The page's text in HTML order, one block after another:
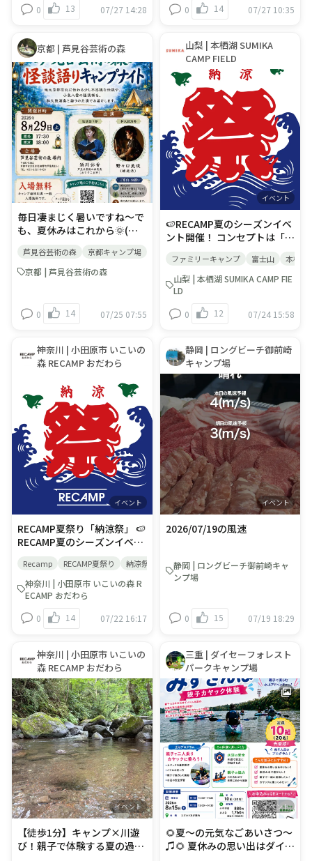
場合がございます
チェックイン時にフロントで
立ち寄らずチェックインされ
た方は、フロントまでお越し
いただき、スタッフにお声が
けください。 🎃Monster
Hunt（フィールドラリー）
キャンプ場に隠れているモン
スターを見つけて、あいこと
ばを完成させよう。 ■参加
料：無料（予約不要） ■場
所：フロントにある用紙を取
り、ご自由にご参加くださ
い。 ■時間：日が暮れるまで
🎃 Halloween Craft（クラフ
トイベント） 「魔法と変身」
をテーマに、自然素材を使っ
て、自由に工作しよう！ ■参
加料：無料(予約不要) ※フリ
参加ください。 ■場所：
横 ■時間：日中 ※イベント
内容につきましては、予告な
ステッカーをプレゼントしま
ない特別なステッカーです。
ぜひこのチャンスにゲットし
てください！ ◎対象期間：9
月25日(金)～10月31日(土) ◎
対象者： ・上記期間内チェッ
クインのお客様 ・宿泊プラン
をご利用の予約代表者様 ※デ
イキャンプ・BBQは除く ※1
プランのご予約で1枚プレゼ
ントいたします。（ご代表者
様が2プランご予約の場合は2
枚プレゼント） ※イベント内
容につきましては、予告なく
変更される場合がございます
を散策して、自然をいっぱい
（日） 時間：【日中の部】第
1部10：00～12：00第2部
13：00～15：00第3部15：
30～17：30【夜の部】19：
30～20：30 定員：1クール
20名迄（当日飛び込みの場
合、定員満員でお断りするこ
とがあります。予めご了承く
ださい） 参加対象：特に制限
はありません。※一人で森の
中（林程度です）を歩いて散
策できること。※幼児の場合
は必ず保護者が同伴してくだ
さい。 参加費：お一人様500
円（保険料含む） 内容：【日
中】・カブトムシハウス内に
て世界各地のカブトムシの特
ぶ。・野外散策では、ピリカ
ながら講師が説明。自然の大
切さや地域の昆虫など、観て
好きになってもらえる散策ツ
アーを行う。 【夜の部】・夜
の森をナイトウォーク。昼の
森とは違う生き物がいっぱ
い！夜ならではの自然の不思
議を体験しよう！ 持ち物：帽
子、軍手、タオル、水筒やペ
ットボトルなどの水分、虫よ
けなど。動きやすい服装と靴
をご用意ください。 雨天につ
いて：雨天時は内容を一部変
更して行います。台風や警報
が出ている場合で中止となっ
た際は、主催者で判断してご
予約いただいている参加者へ
順次連絡いたします。連絡が
ます。 お問合せ・お申し込
み：◆クアプラザピリカまで
お電話、または直接フロント
にてお申し込みください。
TEL：０１３７－８３－７１
ラインに友だち登録して、メ
ッセージに『虫はかせ』『昆
虫』『自然探検隊』のいずれ
かを入力。お申し込み登録フ
ォームが届きます。そちらに
必要事項をご記入ください。
◆なっぷでもお申込みいただ
けます（なっぷページは準備
中）
0 13 07/27 14:28
ナッツバニラ」など人気のソ
フトクリームや、コーヒーや
ナルドリンクもご用意してお
待ちしています！日時 2026
年7月25日(土)・26日(日)
16:00-21:00場所 緑町公園・
ZOZOの広場・HELLO
GARDEN・学園通り📍学園通
りに出店します🛻..🏮みどり
まち盆踊りとは？「千葉市稲
毛区緑町で70年以上、地域の
人々に大切に受け継がれてき
た「緑町一丁目盆踊り大
会」。長年愛されてきた緑町
の夏の風景ですが、実は少子
化や自治会の高齢化による担
い手不足から、一時は存続が
危ぶまれた時期もありまし
た。そこで自治会・地域団
んなで協働する新しい体制へ
とシフトチェンジしました🤝
伝統をただそのまま守るので
はなく、未来の世代へしっか
なスタイルへとアップデー
ト！2023年より名称を「み
どりまち盆踊り」と改め、新
たなスタートを切りました✨
現在の「みどりまち盆踊り」
は、緑町一丁目自治会が主催
する伝統ある盆踊り大会と、
緑町公園管理運営委員会が主
催するワクワクの夏祭りを同
時開催する、緑町の夏のお祭
りの総称になっています🏮古
き良き伝統と、現代ならでは
のカルチャーが交わる新しい
カタチのお祭りを、世代を超
えて思いっきり楽しみましょ
式HPより）..🐄 コメントはま
だありませ
0 14 07/27 10:35
京都 | 芦見谷芸術の森
イベント
毎日凄まじく暑いですね～で
も、夏休みはこれから🌞(笑)
ら始まる長～い夏休みに使え
るお得なクーポンをご用意し
ン！】＝ご利用規約に従い3
名以上でご利用ください。
に京都のキャンプ場で初登場
した記念のクーポンです。物
らない浮いた1000円の使い
道♪ラインのお友達追加は下
記から
https://lin.ee/9mmrFq4 ▼
夏休み最後の土曜日は「怪談
語りキャンプナイト」👻 8月
29日（土）18時開演 地元京
都・京北に伝わる不思議な伝
説や小泉八雲の怪談を、和太
鼓の演奏と語りのコラボレー
ションでお届けします。 語
り：須川弥香 和太鼓演奏：
野々口美咲 場内フード屋台の
出店もあり イベントだけの入
銭歓迎】 この夏最後の思い出
作りに、冷え～ること間違い
なしの残暑払いの一夜へどう
ぞ👻
芦見谷芸術の森 京都キャンプ場
京都 | 芦見谷芸術の森
0 14 07/25 07:55
山梨 | 本栖湖 SUMIKA
CAMP FIELD
イベント
🍉RECAMP夏のシーズンイベ
ント開催！ コンセプトは「納
和らげるために 受け継がれて
いる「納涼」という風習は た
だ涼しい場所で過ごすだけで
(涼を嗜む)として 受け継が
わる風習と、豊かな自然との
ふれあい(五感)を通じて 訪れ
たお客さまの心に残る夏のキ
ャンプをお楽しみください。
■イベント開催期間：
7/17(金)∼8/31(月) ＜イベン
ト内容＞ 🥒フィールドラリー
イベント キャンプ場に隠され
ている5つのアイテムを見つ
けて、あいことばを完成させ
よう。 あいことばをキャンプ
場スタッフに伝えてミッショ
ンクリア！ お菓子がもらえる
よ！ ■参加料：無料（予約不
要） 管理棟入口、フロントに
フトイベント 夏の風物詩をテ
ーマに、自然素材を使って、
前フリースペースです。ご自
「納涼祭」限定オリジナルス
テッカープレゼント！ 期間中
にご宿泊いただいたお客様
へ、納涼祭限定ステッカーを
プレゼントします！ この時期
にしか手に入らない特別なス
テッカーです。ぜひこのチャ
ンスにゲットしてください！
◎対象期間：7月17日(金)～8
月31日(月) ◎対象者： ・上
記期間内チェックインのお客
様 ・宿泊プランをご利用の予
約代表者様 ※デイキャンプ・
BBQは除く ※1プランのご予
約で1枚プレゼントいたしま
す。（ご代表者様が2プラン
ファミリーキャンプ 富士山 本栖湖
山梨 | 本栖湖 SUMIKA CAMP FIE
LD
0
12 07/24 15:58
神奈川 | 小田原市 いこいの
森 RECAMP おだわら
イベント
RECAMP夏祭り「納涼祭」 🍉
RECAMP夏のシーズンイベン
祭」 日本の夏、その暑さを和
らげるために 受け継がれてい
る「納涼」という風習は ただ
く 季節の美を感じる瞬間(涼
大切にされています。 伝わる
風習と、豊かな自然とのふれ
あい(五感)を通じて 訪れたお
客さまの心に残る夏のキャン
プをお楽しみください。 ■イ
ベント開催期間：
7/17(金)∼8/31(月) ＜イベン
ト内容＞ 🥒フィールドラリー
イベント キャンプ場に隠され
ている5つのアイテムを見つ
けて、あいことばを完成させ
よう。 あいことばをキャンプ
場スタッフに伝えてミッショ
ンクリア！ お菓子がもらえる
よ！ ■参加料：無料（予約不
要） 管理棟入口、フロントに
Recamp RECAMP夏祭り 納涼祭 ファミリーキャンプ
神奈川 | 小田原市 いこいの森 R
ECAMP おだわら
0
14 07/22 16:17
静岡 | ロングビーチ御前崎
キャンプ場
イベント
2026/07/19の風速
静岡 | ロングビーチ御前崎キャ
ンプ場
0 15 07/19 18:29
神奈川 | 小田原市 いこいの
森 RECAMP おだわら
イベント
【徒歩1分】キャンプ×川遊
び！親子で体験する夏の過ご
三重 | ダイセーフォレスト
パークキャンプ場
イベント
🌻夏～の元気なごあいさつ～
♫🌻 夏休みの思い出はダイセ